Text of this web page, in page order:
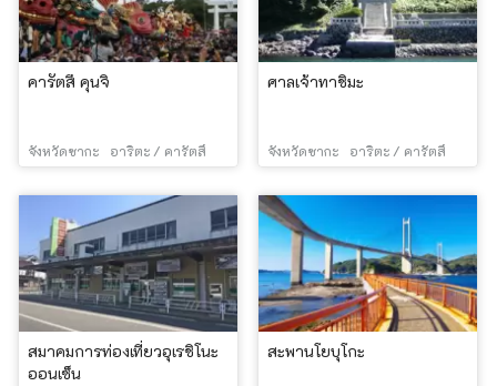
คารัตสึ คุนจิ
จังหวัดซากะ อาริตะ / คารัตสึ
ศาลเจ้าทาชิมะ
จังหวัดซากะ อาริตะ / คารัตสึ
สมาคมการท่องเที่ยวอุเรชิโนะ
ออนเซ็น
สะพานโยบุโกะ